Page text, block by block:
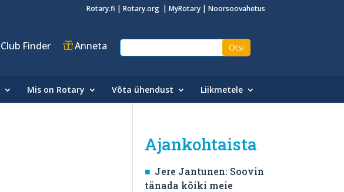
Rotary.fi | Rotary.org | MyRotary| Noorsoovahetus
Club Finder Anneta
Mis on Rotary Võta ühendust Liikmetele
Ajankohtaista
Jere Jantunen: Soovin
tänada kõiki meie